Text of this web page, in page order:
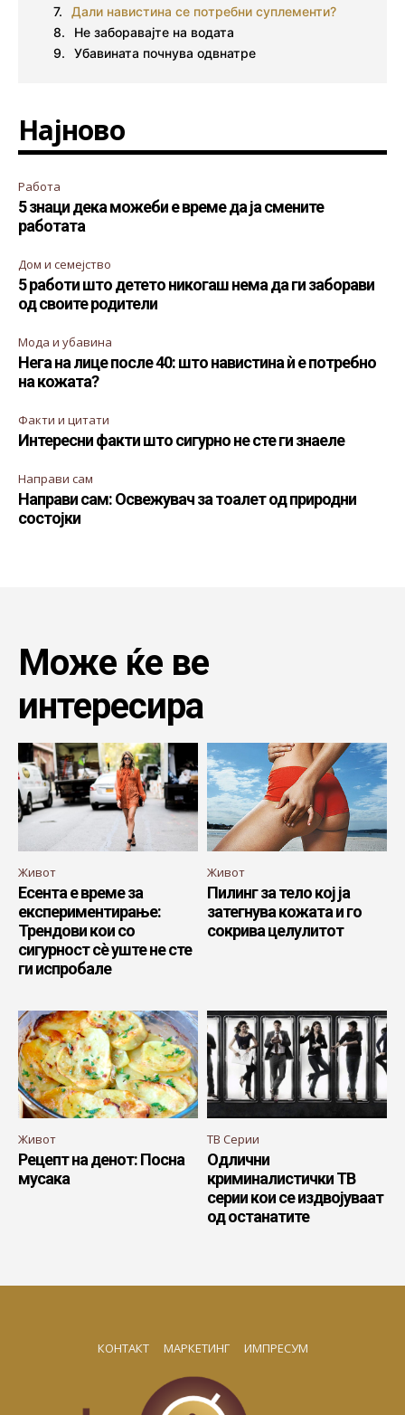
Дали навистина се потребни суплементи?
Не заборавајте на водата
Убавината почнува одвнатре
Најново
Работа
5 знаци дека можеби е време да ја смените
работата
Дом и семејство
5 работи што детето никогаш нема да ги заборави
од своите родители
Мода и убавина
Нега на лице после 40: што навистина ѝ е потребно
на кожата?
Факти и цитати
Интересни факти што сигурно не сте ги знаеле
Направи сам
Направи сам: Освежувач за тоалет од природни
состојки
Може ќе ве
интересира
Живот
Есента е време за
експериментирање:
Трендови кои со
сигурност сè уште не сте
ги испробале
Живот
Пилинг за тело кој ја
затегнува кожата и го
сокрива целулитот
Живот
Рецепт на денот: Посна
мусака
ТВ Серии
Одлични
криминалистички ТВ
серии кои се издвојуваат
од останатите
КОНТАКТ МАРКЕТИНГ ИМПРЕСУМ